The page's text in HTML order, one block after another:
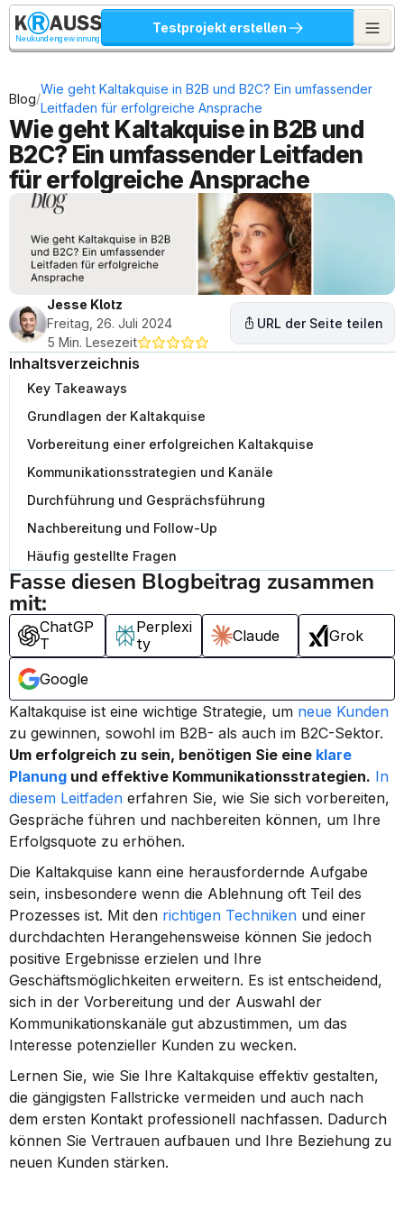
Neukundengewinnung
Testprojekt erstellen
Blog/
Wie geht Kaltakquise in B2B und B2C? Ein umfassender
Leitfaden für erfolgreiche Ansprache
Wie geht Kaltakquise in B2B und
B2C? Ein umfassender Leitfaden
für erfolgreiche Ansprache
Jesse Klotz
Freitag, 26. Juli 2024
5 Min. Lesezeit
URL der Seite teilen
Inhaltsverzeichnis
Key Takeaways
Grundlagen der Kaltakquise
Vorbereitung einer erfolgreichen Kaltakquise
Kommunikationsstrategien und Kanäle
Durchführung und Gesprächsführung
Nachbereitung und Follow-Up
Häufig gestellte Fragen
Fasse diesen Blogbeitrag zusammen
mit:
ChatGP
T
Perplexi
ty
Claude Grok
Google
Kaltakquise ist eine wichtige Strategie, um neue Kunden
Um erfolgreich zu sein, benötigen Sie eine klare
Planung und effektive Kommunikationsstrategien. In
diesem Leitfaden erfahren Sie, wie Sie sich vorbereiten,
Gespräche führen und nachbereiten können, um Ihre
Erfolgsquote zu erhöhen.
Die Kaltakquise kann eine herausfordernde Aufgabe
sein, insbesondere wenn die Ablehnung oft Teil des
Prozesses ist. Mit den richtigen Techniken und einer
durchdachten Herangehensweise können Sie jedoch
positive Ergebnisse erzielen und Ihre
Geschäftsmöglichkeiten erweitern. Es ist entscheidend,
sich in der Vorbereitung und der Auswahl der
Kommunikationskanäle gut abzustimmen, um das
Interesse potenzieller Kunden zu wecken.
Lernen Sie, wie Sie Ihre Kaltakquise effektiv gestalten,
die gängigsten Fallstricke vermeiden und auch nach
dem ersten Kontakt professionell nachfassen. Dadurch
können Sie Vertrauen aufbauen und Ihre Beziehung zu
neuen Kunden stärken.